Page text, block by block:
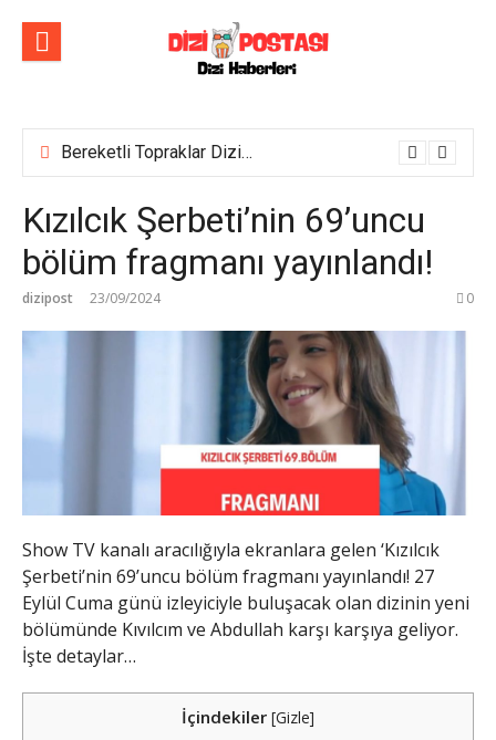
Bereketli Topraklar Dizisinin İlk Tanıtım Fragmanı Yayımlandı! Yeni dizi yakında Show TV’de başlıyor!
Kızılcık Şerbeti’nin 69’uncu
bölüm fragmanı yayınlandı!
dizipost 23/09/2024 0
Show TV kanalı aracılığıyla ekranlara gelen ‘Kızılcık
Şerbeti’nin 69’uncu bölüm fragmanı yayınlandı! 27
Eylül Cuma günü izleyiciyle buluşacak olan dizinin yeni
bölümünde Kıvılcım ve Abdullah karşı karşıya geliyor.
İşte detaylar…
İçindekiler [Gizle]